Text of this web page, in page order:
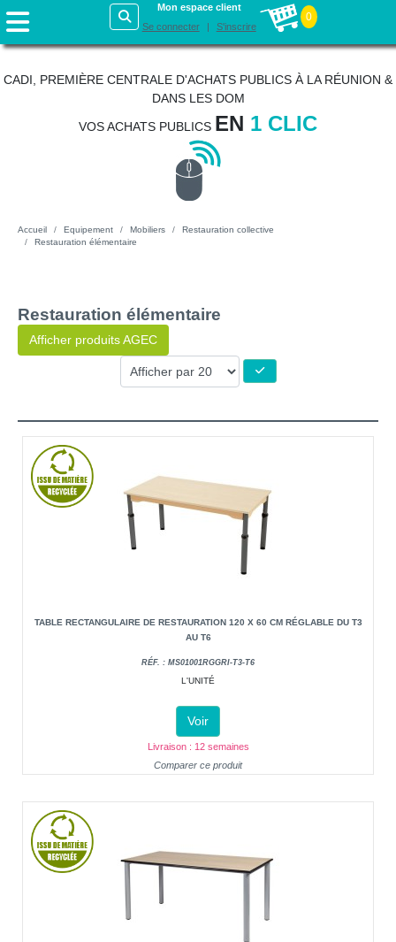
Mon espace client
Se connecter
S'inscrire
0
CADI, PREMIÈRE CENTRALE D'ACHATS PUBLICS À LA RÉUNION &
DANS LES DOM
VOS ACHATS PUBLICS EN 1 CLIC
Accueil Equipement Mobiliers
Restauration collective
Restauration élémentaire
Restauration élémentaire
Afficher produits AGEC
TABLE RECTANGULAIRE DE RESTAURATION 120 X 60 CM RÉGLABLE DU T3
AU T6
RÉF. : MS01001RGGRI-T3-T6
L'UNITÉ
Voir
Livraison : 12 semaines
Comparer ce produit